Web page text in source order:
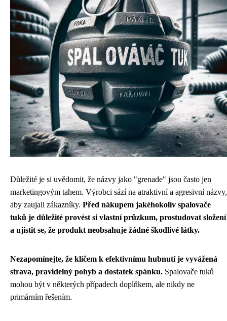
Důležité je si uvědomit, že názvy jako "grenade" jsou často jen
marketingovým tahem. Výrobci sází na atraktivní a agresivní názvy,
aby zaujali zákazníky. Před nákupem jakéhokoliv spalovače
tuků je důležité provést si vlastní průzkum, prostudovat složení
a ujistit se, že produkt neobsahuje žádné škodlivé látky.
Nezapomínejte, že klíčem k efektivnímu hubnutí je vyvážená
strava, pravidelný pohyb a dostatek spánku. Spalovače tuků
mohou být v některých případech doplňkem, ale nikdy ne
primárním řešením.